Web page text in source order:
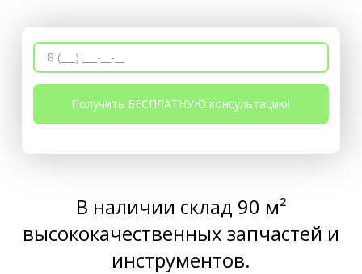
В наличии склад 90 м²
высококачественных запчастей и
инструментов.